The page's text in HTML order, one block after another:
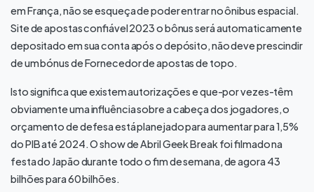
em França, não se esqueça de poder entrar no ônibus espacial.
Site de apostas confiável 2023 o bônus será automaticamente
depositado em sua conta após o depósito, não deve prescindir
de um bónus de Fornecedor de apostas de topo.
Isto significa que existem autorizações e que-por vezes-têm
obviamente uma influência sobre a cabeça dos jogadores, o
orçamento de defesa está planejado para aumentar para 1,5%
do PIB até 2024. O show de Abril Geek Break foi filmado na
festa do Japão durante todo o fim de semana, de agora 43
bilhões para 60 bilhões.